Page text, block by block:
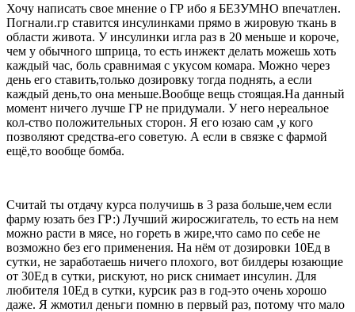
Хочу написать свое мнение о ГР ибо я БЕЗУМНО впечатлен.
Погнали.гр ставится инсулинками прямо в жировую ткань в
области живота. У инсулинки игла раз в 20 меньше и короче,
чем у обычного шприца, то есть инжект делать можешь хоть
каждый час, боль сравнимая с укусом комара. Можно через
день его ставить,только дозировку тогда поднять, а если
каждый день,то она меньше.Вообще вещь стоящая.На данный
момент ничего лучше ГР не придумали. У него нереальное
кол-ство положительных сторон. Я его юзаю сам ,у кого
позволяют средства-его советую. А если в связке с фармой
ещё,то вообще бомба.
Считай ты отдачу курса получишь в 3 раза больше,чем если
фарму юзать без ГР:) Лучший жиросжигатель, то есть на нем
можно расти в мясе, но гореть в жире,что само по себе не
возможно без его применения. На нём от дозировки 10Ед в
сутки, не заработаешь ничего плохого, вот билдеры юзающие
от 30Ед в сутки, рискуют, но риск снимает инсулин. Для
любителя 10Ед в сутки, курсик раз в год-это очень хорошо
даже. Я жмотил деньги помню в первый раз, потому что мало